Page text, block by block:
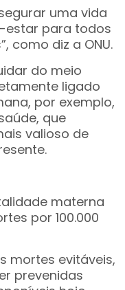
uma vida
estar para todos
como diz a ONU.
do meio
ligado
por exemplo,
que
valioso de
materna
por 100.000
mortes evitáveis,
prevenidas